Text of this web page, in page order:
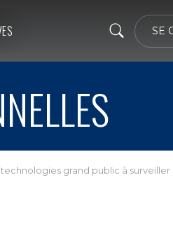
SE
grand public à surveiller